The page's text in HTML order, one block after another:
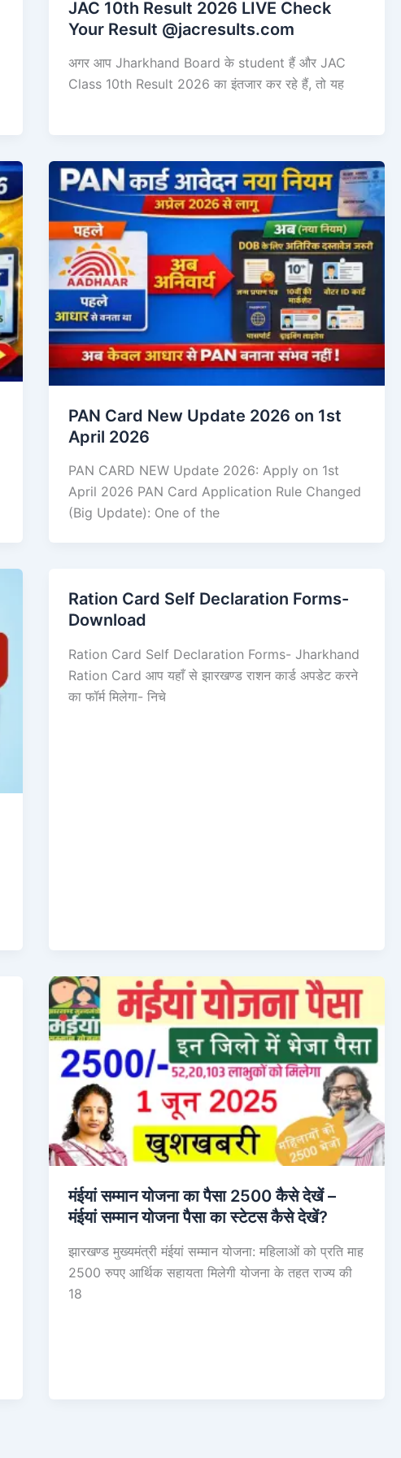
JAC 10th Result 2026 LIVE Check
Your Result @jacresults.com
अगर आप Jharkhand Board के student हैं और JAC
Class 10th Result 2026 का इंतजार कर रहे हैं, तो यह
PAN Card New Update 2026 on 1st
April 2026
PAN CARD NEW Update 2026: Apply on 1st
April 2026 PAN Card Application Rule Changed
(Big Update): One of the
Ration Card Self Declaration Forms-
Download
Ration Card Self Declaration Forms- Jharkhand
Ration Card आप यहाँ से झारखण्ड राशन कार्ड अपडेट करने
का फॉर्म मिलेगा- निचे
मंईयां सम्मान योजना का पैसा 2500 कैसे देखें –
मंईयां सम्मान योजना पैसा का स्टेटस कैसे देखें?
झारखण्ड मुख्यमंत्री मंईयां सम्मान योजना: महिलाओं को प्रति माह
2500 रुपए आर्थिक सहायता मिलेगी योजना के तहत राज्य की
18